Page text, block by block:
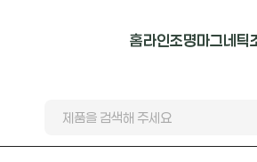
홈라인조명
매입 & 노출직부
펜던트
마그네틱